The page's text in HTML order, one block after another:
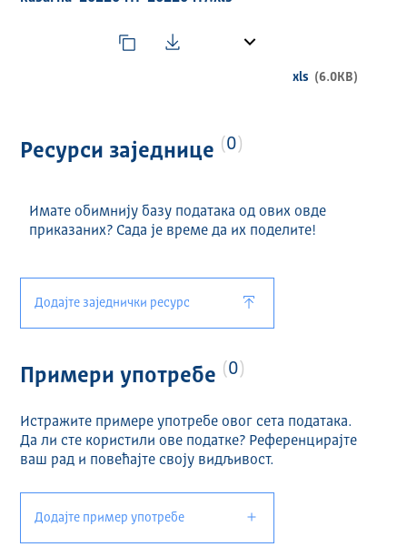
xls (6.0KB)
Ресурси заједнице 0
Имате обимнију базу података од ових овде
приказаних? Сада је време да их поделите!
Додајте заједнички ресурс
Примери употребе 0
Истражите примере употребе овог сета података.
Да ли сте користили ове податке? Референцирајте
ваш рад и повећајте своју видљивост.
Додајте пример употребе